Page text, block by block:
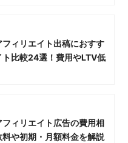
フィリエイト出稿におすす
ト比較24選！費用やLTV低
フィリエイト広告の費用相
や初期・月額料金を解説